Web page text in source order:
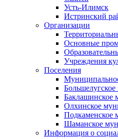
Усть-Илимск
Истринский
Организации
Основные
Учреждения
Поселения
Баклашинское
Олхинское
Подкаменское
Шаманское
Информация о